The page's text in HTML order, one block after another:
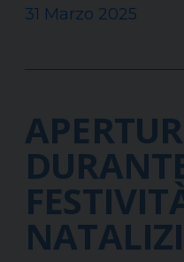
31 Marzo 2025